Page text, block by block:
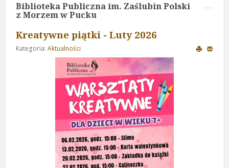
Biblioteka Publiczna im. Zaślubin Polski
z Morzem w Pucku
Kreatywne piątki - Luty 2026
Kategoria: Aktualności